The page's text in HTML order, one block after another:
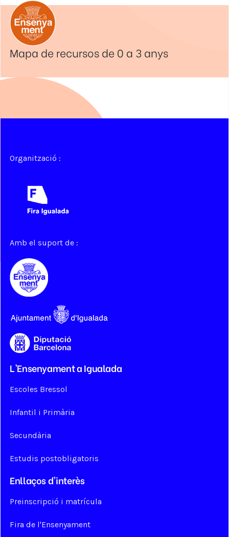
Mapa de recursos de 0 a 3 anys
Organització :
Amb el suport de :
L'Ensenyament a Igualada
Escoles Bressol
Infantil i Primària
Secundària
Estudis postobligatoris
Enllaços d'interès
Preinscripció i matrícula
Fira de l'Ensenyament